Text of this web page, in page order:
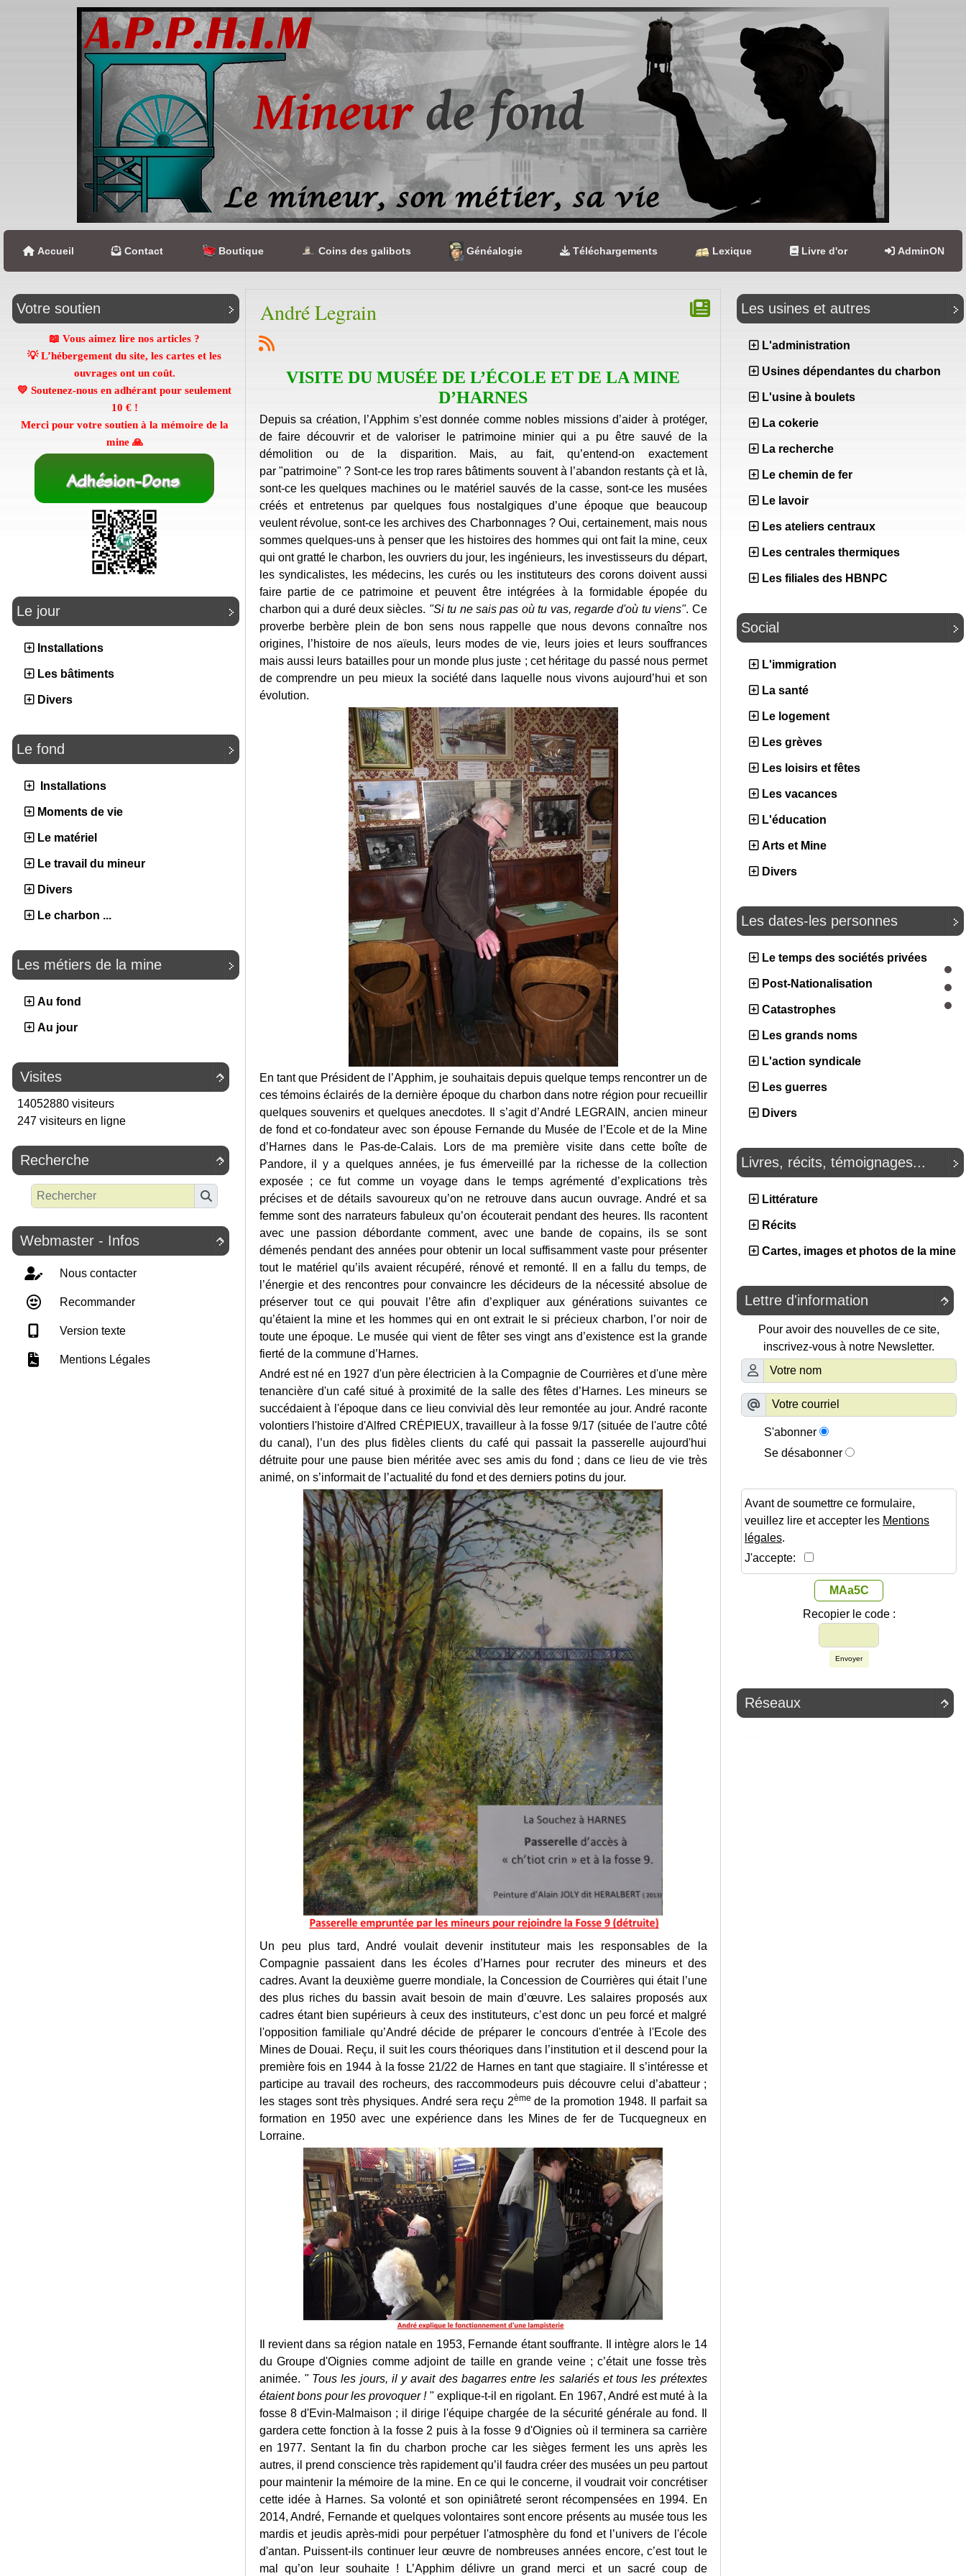
Accueil Contact Boutique Coins des galibots Généalogie Téléchargements Lexique Livre d'or AdminON
Votre soutien
📖 Vous aimez lire nos articles ?
💡 L’hébergement du site, les cartes et les
ouvrages ont un coût.
💛 Soutenez-nous en adhérant pour seulement
10 €!
Merci pour votre soutien à la mémoire de la
mine 🙏
Le jour
Installations
Les bâtiments
Divers
Le fond
Installations
Moments de vie
Le matériel
Le travail du mineur
Divers
Le charbon ...
Les métiers de la mine
Au fond
Au jour

Visites
14052880 visiteurs
247 visiteurs en ligne

Recherche

Webmaster - Infos
Nous contacter
Recommander
Version texte
Mentions Légales
André Legrain
VISITE DU MUSÉE DE L’ÉCOLE ET DE LA MINE
D’HARNES
Depuis sa création, l’Apphim s’est donnée comme nobles missions d’aider à protéger,
de faire découvrir et de valoriser le patrimoine minier qui a pu être sauvé de la
démolition ou de la disparition. Mais, au fait, qu’entend-on exactement
par "patrimoine" ? Sont-ce les trop rares bâtiments souvent à l’abandon restants çà et là,
sont-ce les quelques machines ou le matériel sauvés de la casse, sont-ce les musées
créés et entretenus par quelques fous nostalgiques d’une époque que beaucoup
veulent révolue, sont-ce les archives des Charbonnages ? Oui, certainement, mais nous
sommes quelques-uns à penser que les histoires des hommes qui ont fait la mine, ceux
qui ont gratté le charbon, les ouvriers du jour, les ingénieurs, les investisseurs du départ,
les syndicalistes, les médecins, les curés ou les instituteurs des corons doivent aussi
faire partie de ce patrimoine et peuvent être intégrées à la formidable épopée du
charbon qui a duré deux siècles. "Si tu ne sais pas où tu vas, regarde d'où tu viens". Ce
proverbe berbère plein de bon sens nous rappelle que nous devons connaître nos
origines, l’histoire de nos aïeuls, leurs modes de vie, leurs joies et leurs souffrances
mais aussi leurs batailles pour un monde plus juste ; cet héritage du passé nous permet
de comprendre un peu mieux la société dans laquelle nous vivons aujourd’hui et son
évolution.
En tant que Président de l’Apphim, je souhaitais depuis quelque temps rencontrer un de
ces témoins éclairés de la dernière époque du charbon dans notre région pour recueillir
quelques souvenirs et quelques anecdotes. Il s’agit d’André LEGRAIN, ancien mineur
de fond et co-fondateur avec son épouse Fernande du Musée de l’Ecole et de la Mine
d’Harnes dans le Pas-de-Calais. Lors de ma première visite dans cette boîte de
Pandore, il y a quelques années, je fus émerveillé par la richesse de la collection
exposée ; ce fut comme un voyage dans le temps agrémenté d’explications très
précises et de détails savoureux qu’on ne retrouve dans aucun ouvrage. André et sa
femme sont des narrateurs fabuleux qu’on écouterait pendant des heures. Ils racontent
avec une passion débordante comment, avec une bande de copains, ils se sont
démenés pendant des années pour obtenir un local suffisamment vaste pour présenter
tout le matériel qu’ils avaient récupéré, rénové et remonté. Il en a fallu du temps, de
l’énergie et des rencontres pour convaincre les décideurs de la nécessité absolue de
préserver tout ce qui pouvait l’être afin d’expliquer aux générations suivantes ce
qu’étaient la mine et les hommes qui en ont extrait le si précieux charbon, l’or noir de
toute une époque. Le musée qui vient de fêter ses vingt ans d’existence est la grande
fierté de la commune d’Harnes.
André est né en 1927 d'un père électricien à la Compagnie de Courrières et d'une mère
tenancière d'un café situé à proximité de la salle des fêtes d’Harnes. Les mineurs se
succédaient à l'époque dans ce lieu convivial dès leur remontée au jour. André raconte
volontiers l'histoire d'Alfred CRÉPIEUX, travailleur à la fosse 9/17 (située de l'autre côté
du canal), l’un des plus fidèles clients du café qui passait la passerelle aujourd'hui
détruite pour une pause bien méritée avec ses amis du fond ; dans ce lieu de vie très
animé, on s’informait de l’actualité du fond et des derniers potins du jour.
Un peu plus tard, André voulait devenir instituteur mais les responsables de la
Compagnie passaient dans les écoles d’Harnes pour recruter des mineurs et des
cadres. Avant la deuxième guerre mondiale, la Concession de Courrières qui était l’une
des plus riches du bassin avait besoin de main d’œuvre. Les salaires proposés aux
cadres étant bien supérieurs à ceux des instituteurs, c’est donc un peu forcé et malgré
l'opposition familiale qu’André décide de préparer le concours d'entrée à l'Ecole des
Mines de Douai. Reçu, il suit les cours théoriques dans l’institution et il descend pour la
première fois en 1944 à la fosse 21/22 de Harnes en tant que stagiaire. Il s’intéresse et
participe au travail des rocheurs, des raccommodeurs puis découvre celui d’abatteur ;
les stages sont très physiques. André sera reçu 2ème de la promotion 1948. Il parfait sa
formation en 1950 avec une expérience dans les Mines de fer de Tucquegneux en
Lorraine.
Il revient dans sa région natale en 1953, Fernande étant souffrante. Il intègre alors le 14
du Groupe d'Oignies comme adjoint de taille en grande veine ; c’était une fosse très
animée. "Tous les jours, il y avait des bagarres entre les salariés et tous les prétextes
étaient bons pour les provoquer ! " explique-t-il en rigolant. En 1967, André est muté à la
fosse 8 d'Evin-Malmaison ; il dirige l'équipe chargée de la sécurité générale au fond. Il
gardera cette fonction à la fosse 2 puis à la fosse 9 d'Oignies où il terminera sa carrière
en 1977. Sentant la fin du charbon proche car les sièges ferment les uns après les
autres, il prend conscience très rapidement qu’il faudra créer des musées un peu partout
pour maintenir la mémoire de la mine. En ce qui le concerne, il voudrait voir concrétiser
cette idée à Harnes. Sa volonté et son opiniâtreté seront récompensées en 1994. En
2014, André, Fernande et quelques volontaires sont encore présents au musée tous les
mardis et jeudis après-midi pour perpétuer l'atmosphère du fond et l’univers de l'école
d'antan. Puissent-ils continuer leur œuvre de nombreuses années encore, c’est tout le
mal qu’on leur souhaite ! L’Apphim délivre un grand merci et un sacré coup de
Les usines et autres
L'administration
Usines dépendantes du charbon
L'usine à boulets
La cokerie
La recherche
Le chemin de fer
Le lavoir
Les ateliers centraux
Les centrales thermiques
Les filiales des HBNPC
Social
L'immigration
La santé
Le logement
Les grèves
Les loisirs et fêtes
Les vacances
L'éducation
Arts et Mine
Divers
Les dates-les personnes
Le temps des sociétés privées
Post-Nationalisation
Catastrophes
Les grands noms
L'action syndicale
Les guerres
Divers
Livres, récits, témoignages...
Littérature
Récits
Cartes, images et photos de la mine

Lettre d'information
Pour avoir des nouvelles de ce site,
inscrivez-vous à notre Newsletter.
S'abonner
Se désabonner
Avant de soumettre ce formulaire,
veuillez lire et accepter les Mentions
légales.
J'accepte:
MAa5C
Recopier le code :
Envoyer

Réseaux